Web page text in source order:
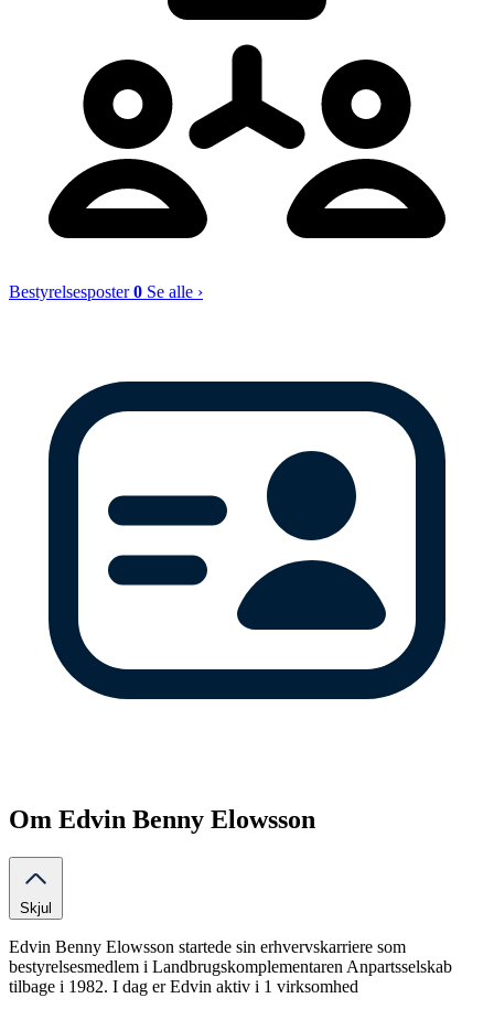
Bestyrelsesposter0 Se alle ›
Om Edvin Benny Elowsson
Skjul
Edvin Benny Elowsson startede sin erhvervskarriere som
bestyrelsesmedlem i Landbrugskomplementaren Anpartsselskab
tilbage i 1982. I dag er Edvin aktiv i 1 virksomhed